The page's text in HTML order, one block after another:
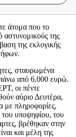
άτομα που το
της
της εκλογικής
σταυρωμένα
από 6.000 ευρώ.
οι πέντε
αύριο Δευτέρα,
με πληροφορίες,
του υποψηφίου, του
βρέθηκαν στην
και μέλη της